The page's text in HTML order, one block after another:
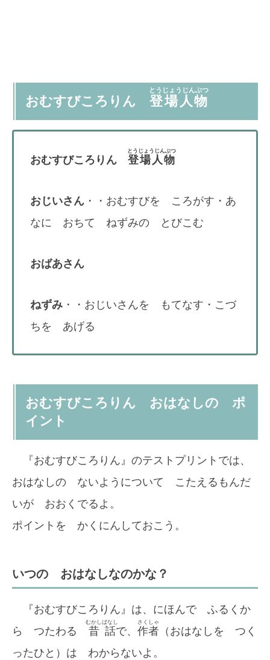
おむすびころりん 登場人物
とうじょうじんぶつ
おむすびころりん 登場人物
とうじょうじんぶつ
おじいさん ・・おむすびを ころがす・あ
なに おちて ねずみの とびこむ
おばあさん
ねずみ ・・おじいさんを もてなす・こづ
ちを あげる
おむすびころりん おはなしの ポ
イント
『おむすびころりん』のテストプリントでは、
おはなしの ないようについて こたえるもんだ
いが おおくでるよ。
ポイントを かくにんしておこう。
いつの おはなしなのかな？
『おむすびころりん』は、にほんで ふるくか
ら つたわる 昔話
むかしばなし
で、 作者
さくしゃ
（おはなしを つく
ったひと）は わからないよ。